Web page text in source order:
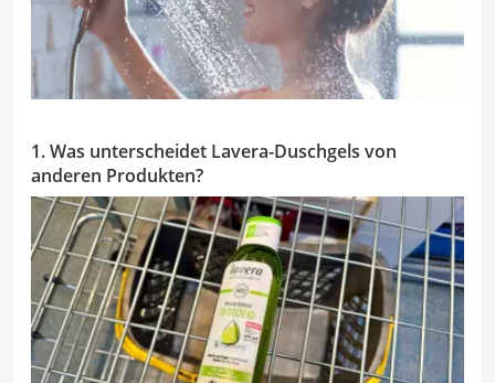
1. Was unterscheidet Lavera-Duschgels von
anderen Produkten?